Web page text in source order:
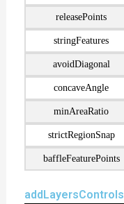
releasePoints
stringFeatures
avoidDiagonal
concaveAngle
minAreaRatio
strictRegionSnap
baffleFeaturePoints
addLayersControls